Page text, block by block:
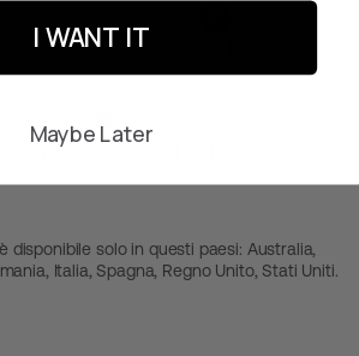
30
Garanzia di 2 anni
3 mesi a 0% con PayPal*
disponibile solo in questi paesi: Australia,
Italia, Spagna, Regno Unito, Stati Uniti.
I WANT IT
Maybe Later